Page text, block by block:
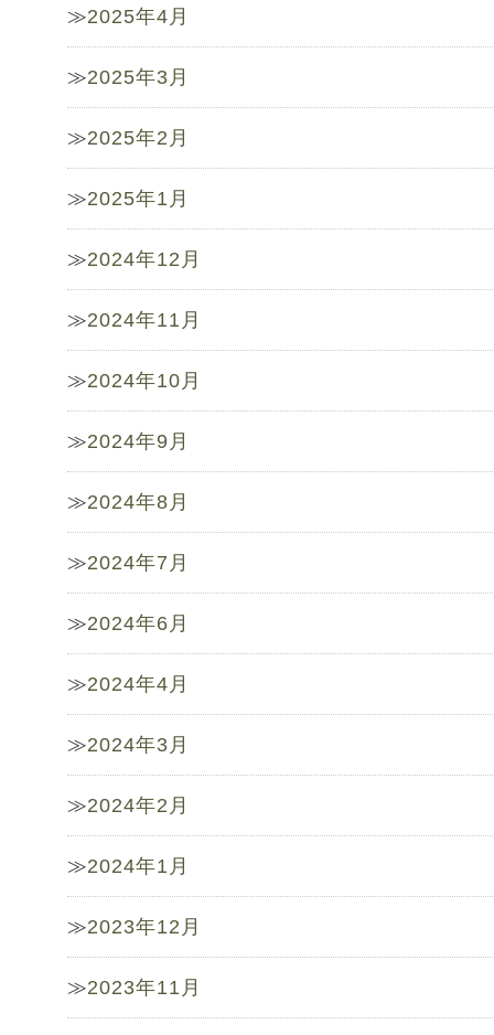
2025年4月
2025年3月
2025年2月
2025年1月
2024年12月
2024年11月
2024年10月
2024年9月
2024年8月
2024年7月
2024年6月
2024年4月
2024年3月
2024年2月
2024年1月
2023年12月
2023年11月